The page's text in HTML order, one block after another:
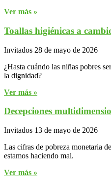
Ver más »
Toallas higiénicas a
Invitados 28 de mayo de 2026
¿Hasta cuándo las niñas pobres
la dignidad?
Ver más »
Decepciones
Invitados 13 de mayo de 2026
Las cifras de pobreza monetaria
estamos haciendo mal.
Ver más »